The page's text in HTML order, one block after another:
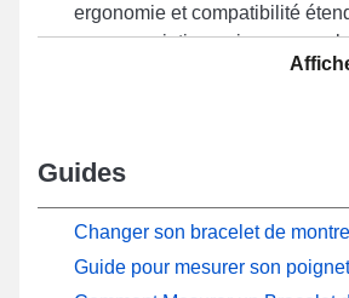
ergonomie et compatibilité
une association unique avec
assurant une durabilité accrue.
Guides
Changer son bracelet de montre
Guide pour mesurer son